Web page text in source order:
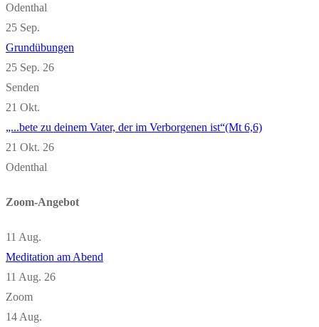
Odenthal
25 Sep.
Grundübungen
25 Sep. 26
Senden
21 Okt.
„...bete zu deinem Vater, der im Verborgenen ist“(Mt 6,6)
21 Okt. 26
Odenthal
Zoom-Angebot
11 Aug.
Meditation am Abend
11 Aug. 26
Zoom
14 Aug.